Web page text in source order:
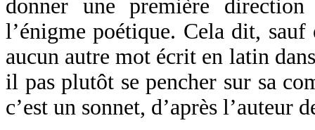
donner une première
l’énigme poétique. Cela dit,
aucun autre mot écrit en latin
il pas plutôt se pencher sur sa
c’est un sonnet, d’après l’auteur